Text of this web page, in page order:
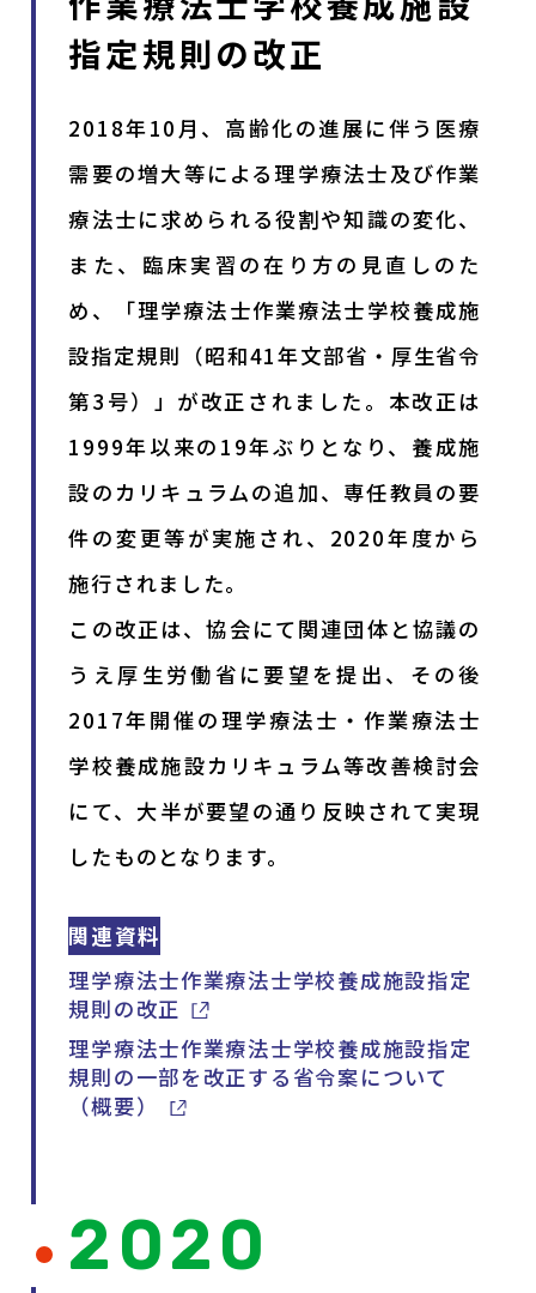
指定規則の改正
2018年10月、高齢化の進展に伴う医療
需要の増大等による理学療法士及び作業
療法士に求められる役割や知識の変化、
また、臨床実習の在り方の見直しのた
め、「理学療法士作業療法士学校養成施
設指定規則（昭和41年文部省・厚生省令
第3号）」が改正されました。本改正は
1999年以来の19年ぶりとなり、養成施
設のカリキュラムの追加、専任教員の要
件の変更等が実施され、2020年度から
施行されました。
この改正は、協会にて関連団体と協議の
うえ厚生労働省に要望を提出、その後
2017年開催の理学療法士・作業療法士
学校養成施設カリキュラム等改善検討会
にて、大半が要望の通り反映されて実現
したものとなります。
関連資料
理学療法士作業療法士学校養成施設指定
規則の改正
理学療法士作業療法士学校養成施設指定
規則の一部を改正する省令案について
（概要）
2020